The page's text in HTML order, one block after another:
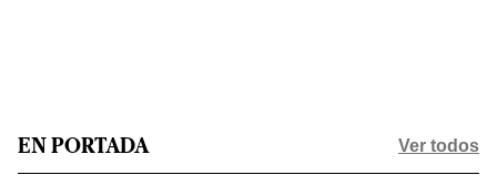
EN PORTADA Ver todos